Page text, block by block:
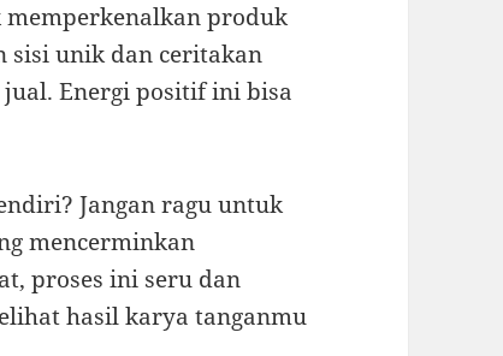
produk
sisi unik dan ceritakan
Energi positif ini bisa
Jangan ragu untuk
mencerminkan
proses ini seru dan
hasil karya tanganmu